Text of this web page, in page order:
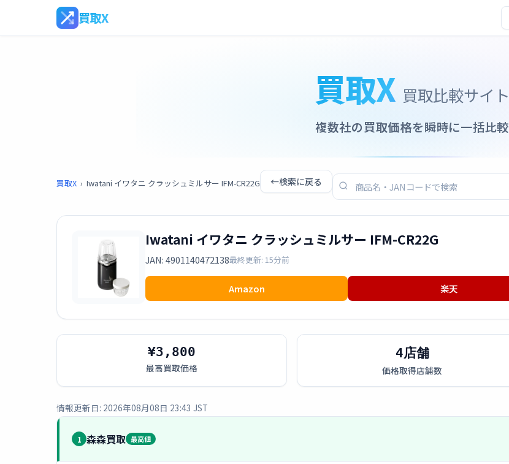
買取X
買取X 買取比較サイト
複数社の買取価格を瞬時に一括比較
買取X › Iwatani イワタニ クラッシュミルサー IFM-CR22G ←検索に戻る
Iwatani イワタニ クラッシュミルサー IFM-CR22G
JAN: 4901140472138最終更新: 15分前
Amazon 楽天
¥3,800
最高買取価格
4店舗
価格取得店舗数
情報更新日: 2026年08月08日 23:43 JST
1 森森買取 最高値